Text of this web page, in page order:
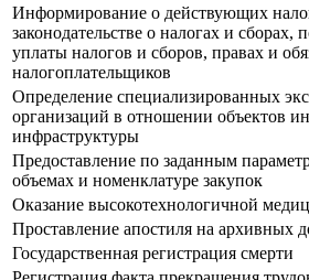
Информирование о действующих
законодательстве о налогах и сборах,
уплаты налогов и сборов, правах и
налогоплательщиков
Определение специализированных
организаций в отношении объектов
инфраструктуры
Предоставление по заданным
объемах и номенклатуре закупок
Оказание высокотехнологичной
Проставление апостиля на архивных
Государственная регистрация смерти